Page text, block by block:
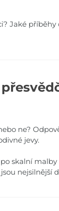
Jaké
ne?
jevy.
skalní
nejsilnější